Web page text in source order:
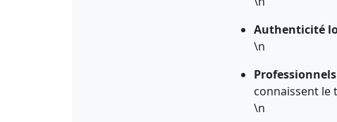
Authenticité
\n
connaissent
\n